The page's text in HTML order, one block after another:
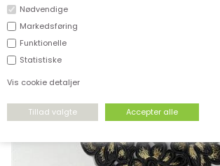
Nødvendige
Markedsføring
Funktionelle
Statistiske
Vis cookie detaljer